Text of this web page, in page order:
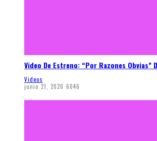
Video De Estreno: “Por Razones Obvias”
Videos
junio 21, 2020 6046